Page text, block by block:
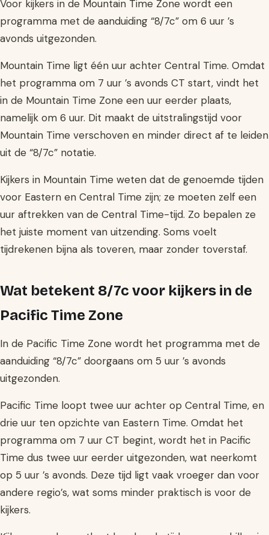
Voor kijkers in de Mountain Time Zone wordt een
programma met de aanduiding “8/7c” om 6 uur ’s
avonds uitgezonden.
Mountain Time ligt één uur achter Central Time. Omdat
het programma om 7 uur ’s avonds CT start, vindt het
in de Mountain Time Zone een uur eerder plaats,
namelijk om 6 uur. Dit maakt de uitstralingstijd voor
Mountain Time verschoven en minder direct af te leiden
uit de “8/7c” notatie.
Kijkers in Mountain Time weten dat de genoemde tijden
voor Eastern en Central Time zijn; ze moeten zelf een
uur aftrekken van de Central Time-tijd. Zo bepalen ze
het juiste moment van uitzending. Soms voelt
tijdrekenen bijna als toveren, maar zonder toverstaf.
Wat betekent 8/7c voor kijkers in de
Pacific Time Zone
In de Pacific Time Zone wordt het programma met de
aanduiding “8/7c” doorgaans om 5 uur ’s avonds
uitgezonden.
Pacific Time loopt twee uur achter op Central Time, en
drie uur ten opzichte van Eastern Time. Omdat het
programma om 7 uur CT begint, wordt het in Pacific
Time dus twee uur eerder uitgezonden, wat neerkomt
op 5 uur ’s avonds. Deze tijd ligt vaak vroeger dan voor
andere regio’s, wat soms minder praktisch is voor de
kijkers.